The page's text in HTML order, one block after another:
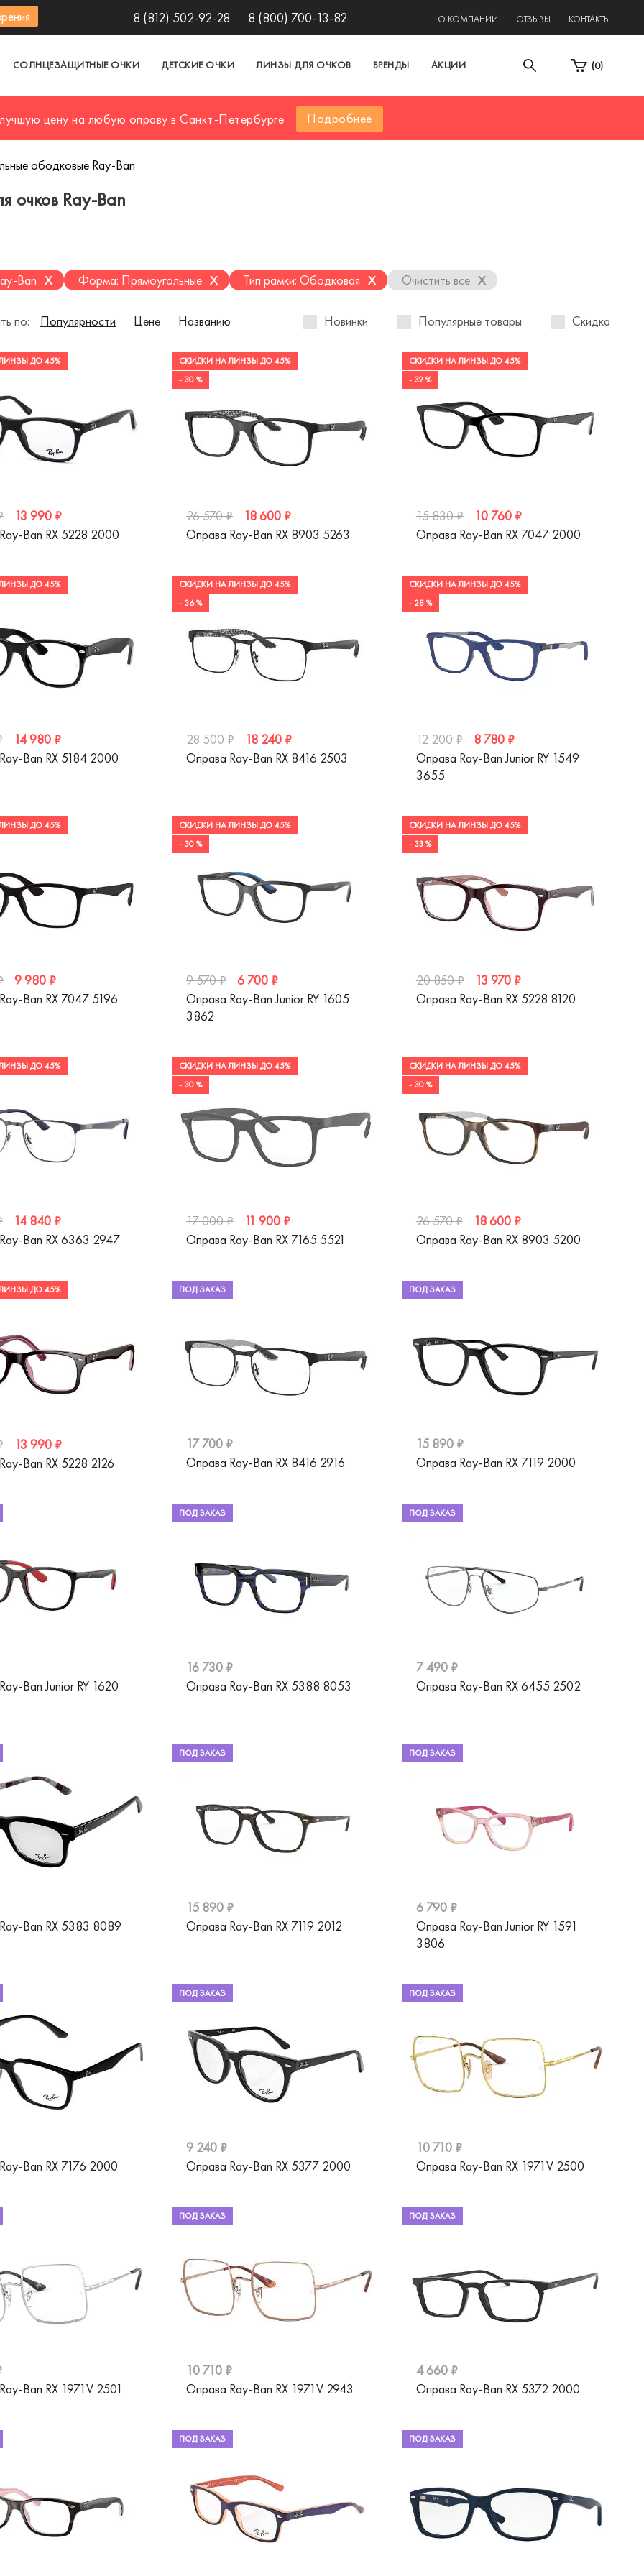
8 (812) 502-92-28 8 (800) 700-13-82 О КОМПАНИИ ОТЗЫВЫ КОНТАКТЫ
СОЛНЦЕЗАЩИТНЫЕ ОЧКИ ДЕТСКИЕ ОЧКИ ЛИНЗЫ ДЛЯ ОЧКОВ БРЕНДЫ АКЦИИ (0)
цену на любую оправу в Санкт-Петербурге Подробнее
ободковые Ray-Ban
очков Ray-Ban
Ban x Форма: Прямоугольные x Тип рамки: Ободковая x Очистить все x
по: Популярности Цене Названию Новинки Популярные товары Скидка
ДО 45%
13 990 ₽
Ban RX 5228 2000
СКИДКИ НА ЛИНЗЫ ДО 45%
- 30 %
26 570 ₽
18 600 ₽
Оправа Ray-Ban RX 8903 5263
СКИДКИ НА ЛИНЗЫ ДО 45%
- 32 %
15 830 ₽
10 760 ₽
Оправа Ray-Ban RX 7047 2000
ДО 45%
14 980 ₽
Ban RX 5184 2000
СКИДКИ НА ЛИНЗЫ ДО 45%
- 36 %
28 500 ₽
18 240 ₽
Оправа Ray-Ban RX 8416 2503
СКИДКИ НА ЛИНЗЫ ДО 45%
- 28 %
12 200 ₽
8 780 ₽
Оправа Ray-Ban Junior RY 1549
3655
ДО 45%
9 980 ₽
Ban RX 7047 5196
СКИДКИ НА ЛИНЗЫ ДО 45%
- 30 %
9 570 ₽
6 700 ₽
Оправа Ray-Ban Junior RY 1605
3862
СКИДКИ НА ЛИНЗЫ ДО 45%
- 33 %
20 850 ₽
13 970 ₽
Оправа Ray-Ban RX 5228 8120
ДО 45%
14 840 ₽
Ban RX 6363 2947
СКИДКИ НА ЛИНЗЫ ДО 45%
- 30 %
17 000 ₽
11 900 ₽
Оправа Ray-Ban RX 7165 5521
СКИДКИ НА ЛИНЗЫ ДО 45%
- 30 %
26 570 ₽
18 600 ₽
Оправа Ray-Ban RX 8903 5200
ДО 45%
13 990 ₽
Ban RX 5228 2126
ПОД ЗАКАЗ
17 700 ₽
Оправа Ray-Ban RX 8416 2916
ПОД ЗАКАЗ
15 890 ₽
Оправа Ray-Ban RX 7119 2000
Ban Junior RY 1620
ПОД ЗАКАЗ
16 730 ₽
Оправа Ray-Ban RX 5388 8053
ПОД ЗАКАЗ
7 490 ₽
Оправа Ray-Ban RX 6455 2502
Ban RX 5383 8089
ПОД ЗАКАЗ
15 890 ₽
Оправа Ray-Ban RX 7119 2012
ПОД ЗАКАЗ
6 790 ₽
Оправа Ray-Ban Junior RY 1591
3806
Ban RX 7176 2000
ПОД ЗАКАЗ
9 240 ₽
Оправа Ray-Ban RX 5377 2000
ПОД ЗАКАЗ
10 710 ₽
Оправа Ray-Ban RX 1971V 2500
Ban RX 1971V 2501
ПОД ЗАКАЗ
10 710 ₽
Оправа Ray-Ban RX 1971V 2943
ПОД ЗАКАЗ
4 660 ₽
Оправа Ray-Ban RX 5372 2000
ПОД ЗАКАЗ ПОД ЗАКАЗ